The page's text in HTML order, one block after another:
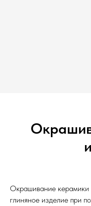
Окрашивание керамики
глиняное изделие при